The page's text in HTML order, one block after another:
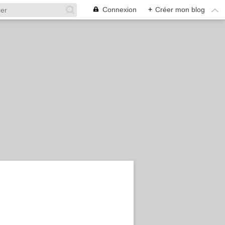
Connexion + Créer mon blog